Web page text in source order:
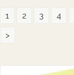
1 2 3 4
>